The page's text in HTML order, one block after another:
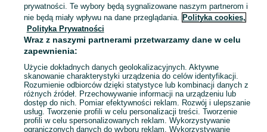
Mapa kategorii
Mapa miejscowości
Mapa ministron
Popularne wyszukiwania
prywatności. Te wybory będą sygnalizowane naszym partnerom i
nie będą miały wpływu na dane przeglądania. Polityka cookies,
Polityka Prywatności
Wraz z naszymi partnerami przetwarzamy dane w celu
zapewnienia:
Użycie dokładnych danych geolokalizacyjnych. Aktywne
skanowanie charakterystyki urządzenia do celów identyfikacji.
Rozumienie odbiorców dzięki statystyce lub kombinacji danych z
różnych źródeł. Przechowywanie informacji na urządzeniu lub
dostęp do nich. Pomiar efektywności reklam. Rozwój i ulepszanie
usług. Tworzenie profili w celu personalizacji treści. Tworzenie
profili w celu spersonalizowanych reklam. Wykorzystywanie
ograniczonych danych do wyboru reklam. Wykorzystywanie